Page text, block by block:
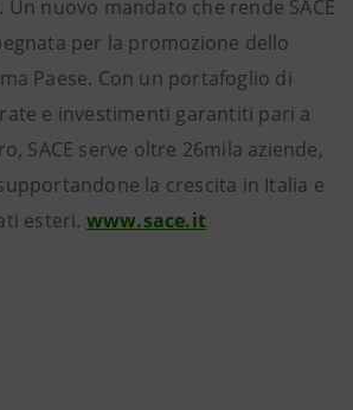
Un nuovo mandato che rende SACE
per la promozione dello
Paese. Con un portafoglio di
e investimenti garantiti pari a
SACE serve oltre 26mila aziende,
la crescita in Italia e
esteri. www.sace.it